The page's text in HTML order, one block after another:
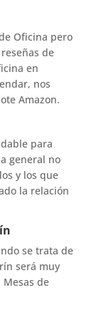
Oficina pero
de
en
nos
Amazon.
para
general no
y los que
la relación
se trata de
será muy
de